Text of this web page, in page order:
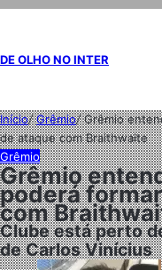
DE OLHO NO INTER
Início/Grêmio/Grêmio
de ataque com Braithwaite
Grêmio
Grêmio
poderá
com
Clube está perto
de Carlos Vinícius